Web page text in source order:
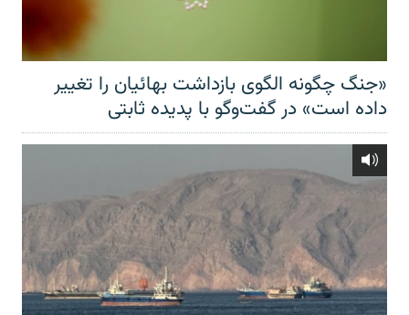
«جنگ چگونه الگوی بازداشت بهائیان را تغییر
داده است» در گفت‌وگو با پدیده ثابتی